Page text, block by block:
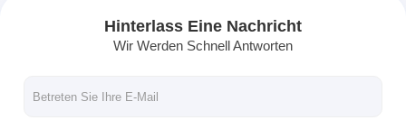
aufladbare Taschenlae Batterie
Hinterlass Eine Nachricht
Wir Werden Schnell Antworten